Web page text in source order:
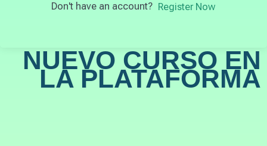
Don't have an account? Register Now
NUEVO CURSO EN
LA PLATAFORMA